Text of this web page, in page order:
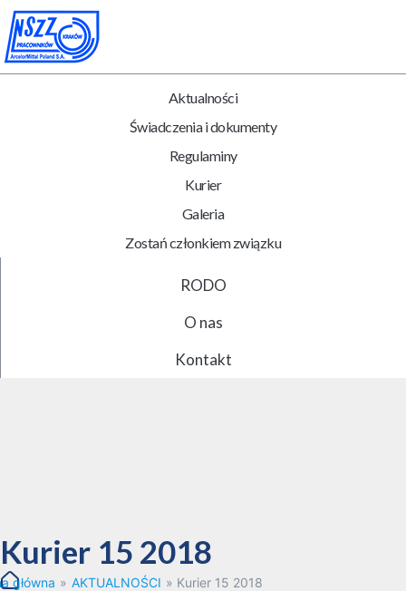
RODO
O nas
Kontakt
Aktualności
Świadczenia i dokumenty
Regulaminy
Kurier
Galeria
Zostań członkiem związku
Kurier 15 2018
główna » AKTUALNOŚCI » Kurier 15 2018